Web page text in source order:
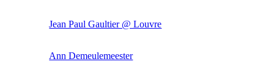
Jean Paul Gaultier @ Louvre
Ann Demeulemeester